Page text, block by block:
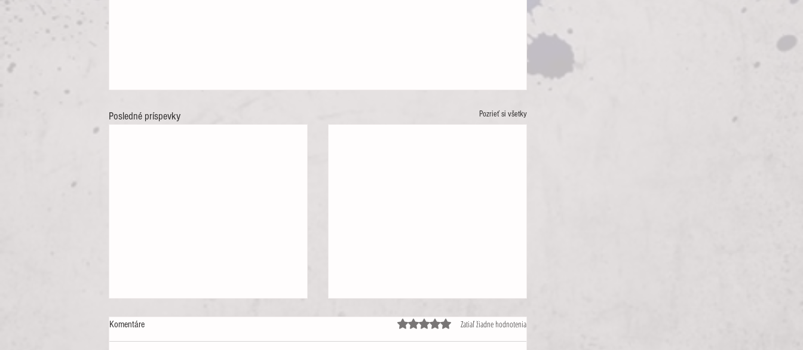
Posledné príspevky Pozrieť si všetky
Komentáre Hodnotenie 0 z 5 hviezdičiek.
Zatiaľ žiadne hodnotenia